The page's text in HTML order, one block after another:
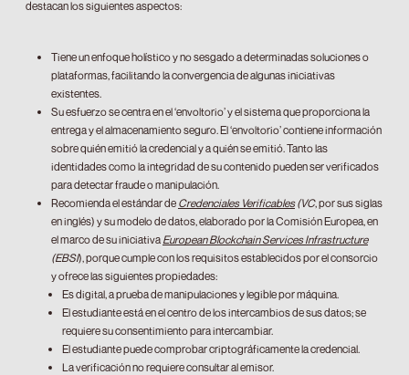
destacan los siguientes aspectos:
Tiene un enfoque holístico y no sesgado a determinadas soluciones o
plataformas, facilitando la convergencia de algunas iniciativas
existentes.
Su esfuerzo se centra en el ‘envoltorio’ y el sistema que proporciona la
entrega y el almacenamiento seguro. El ‘envoltorio’ contiene información
sobre quién emitió la credencial y a quién se emitió. Tanto las
identidades como la integridad de su contenido pueden ser verificados
para detectar fraude o manipulación.
Recomienda el estándar de Credenciales Verificables(VC, por sus siglas
en inglés) y su modelo de datos, elaborado por la Comisión Europea, en
el marco de su iniciativa European Blockchain Services Infrastructure
(EBSI), porque cumple con los requisitos establecidos por el consorcio
y ofrece las siguientes propiedades:
Es digital, a prueba de manipulaciones y legible por máquina.
El estudiante está en el centro de los intercambios de sus datos; se
requiere su consentimiento para intercambiar.
El estudiante puede comprobar criptográficamente la credencial.
La verificación no requiere consultar al emisor.